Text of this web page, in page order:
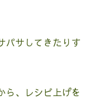
パサしてきたりす
ら、レシピ上げを